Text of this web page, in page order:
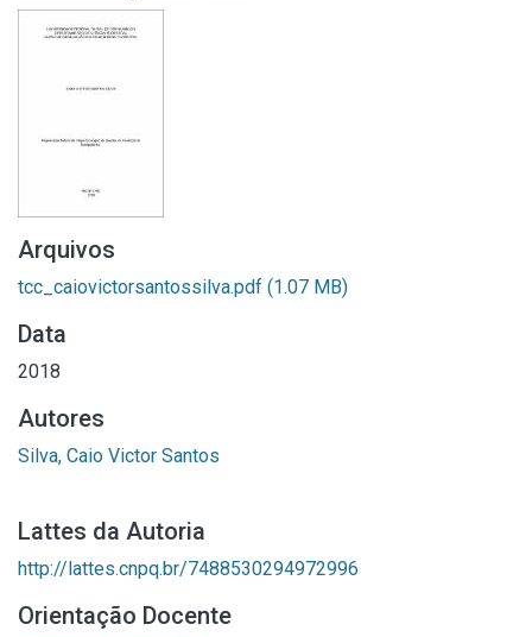
Arquivos
tcc_caiovictorsantossilva.pdf (1.07 MB)
Data
2018
Autores
Silva, Caio Victor Santos
Lattes da Autoria
http://lattes.cnpq.br/7488530294972996
Orientação Docente